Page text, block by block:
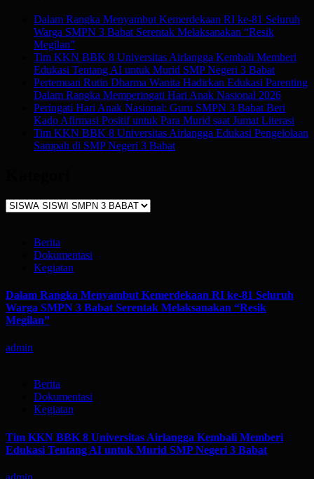
Dalam Rangka Menyambut Kemerdekaan RI ke-81 Seluruh
Warga SMPN 3 Babat Serentak Melaksanakan “Resik
Megilan”
Tim KKN BBK 8 Universitas Airlangga Kembali Memberi
Edukasi Tentang AI untuk Murid SMP Negeri 3 Babat
Pertemuan Rutin Dharma Wanita Hadirkan Edukasi Parenting
Dalam Rangka Memperingati Hari Anak Nasional 2026
Peringati Hari Anak Nasional: Guru SMPN 3 Babat Beri
Kado Afirmasi Positif untuk Para Murid saat Jumat Literasi
Tim KKN BBK 8 Universitas Airlangga Edukasi Pengelolaan
Sampah di SMP Negeri 3 Babat
Kategori
Berita
Dokumentasi
Kegiatan
Dalam Rangka Menyambut Kemerdekaan RI ke-81 Seluruh
Warga SMPN 3 Babat Serentak Melaksanakan “Resik
Megilan”
admin
Berita
Dokumentasi
Kegiatan
Tim KKN BBK 8 Universitas Airlangga Kembali Memberi
Edukasi Tentang AI untuk Murid SMP Negeri 3 Babat